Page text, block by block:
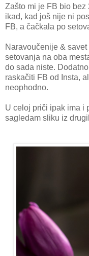
Zašto mi je FB bio bez
ikad, kad još nije ni
FB, a čačkala po
Naravoučenije &
setovanja na oba
do sada niste.
raskačiti FB od Insta,
neophodno.
U celoj priči ipak ima i
sagledam sliku iz